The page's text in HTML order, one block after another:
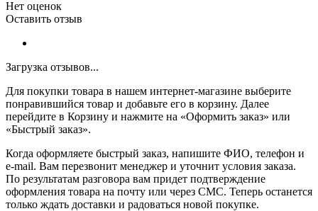
Нет оценок
Оставить отзыв
Загрузка отзывов...
Для покупки товара в нашем интернет-магазине выберите
понравившийся товар и добавьте его в корзину. Далее
перейдите в Корзину и нажмите на «Оформить заказ» или
«Быстрый заказ».
Когда оформляете быстрый заказ, напишите ФИО, телефон и
e-mail. Вам перезвонит менеджер и уточнит условия заказа.
По результатам разговора вам придет подтверждение
оформления товара на почту или через СМС. Теперь останется
только ждать доставки и радоваться новой покупке.